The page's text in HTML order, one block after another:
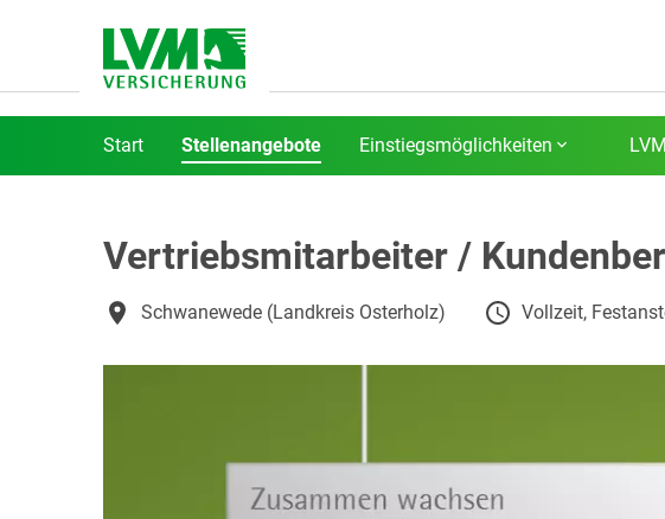
Start Stellenangebote Einstiegsmöglichkeiten
Vertriebsmitarbeiter /
Schwanewede (Landkreis Osterholz) Vollzeit,